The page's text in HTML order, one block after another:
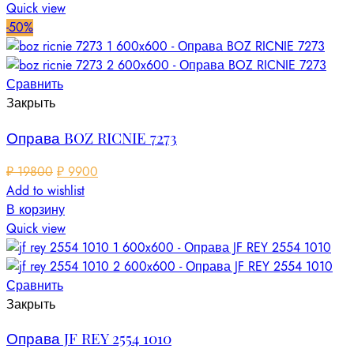
Quick view
-50%
Сравнить
Закрыть
Оправа BOZ RICNIE 7273
₽19800 ₽ 9900
Add to wishlist
В корзину
Quick view
Сравнить
Закрыть
Оправа JF REY 2554 1010